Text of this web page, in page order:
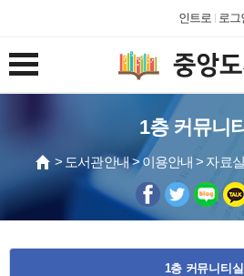
인트로 로그
1층 커뮤니
> 도서관안내 > 이용안내 > 자료
1층 커뮤니티실